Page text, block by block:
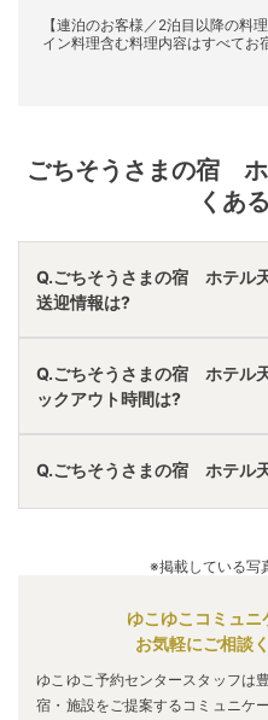
【連泊のお客様／2泊目以降の料
イン料理含む料理内容はすべてお
ごちそうさまの宿
くあ
Q.ごちそうさまの宿 ホテル
送迎情報は?
A. 車で福島飯坂ＩＣより10分
駐車場あり。
無料送迎あり。
Q.ごちそうさまの宿 ホテル
ックアウト時間は?
A. チェックインは15:00~
です。
※プランによって異なる場
Q.ごちそうさまの宿 ホテル
※掲載している写
ゆこゆこコミュニ
お気軽にご相談
ゆこゆこ予約センタースタッフは
宿・施設をご提案するコミュニケ